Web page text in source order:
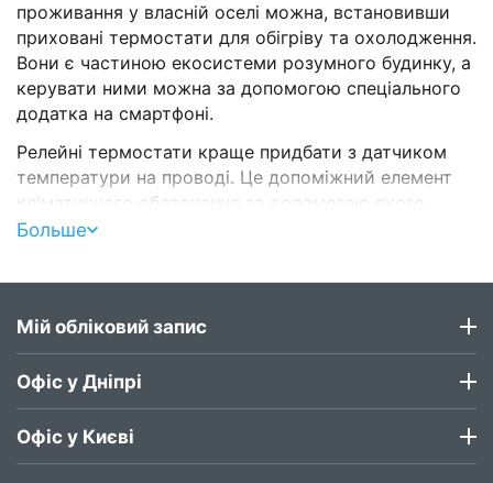
проживання у власній оселі можна, встановивши
приховані термостати для обігріву та охолодження.
Вони є частиною екосистеми розумного будинку, а
керувати ними можна за допомогою спеціального
додатка на смартфоні.
Релейні термостати краще придбати з датчиком
температури на проводі. Це допоміжний елемент
кліматичного обладнання за допомогою якого
можна контролювати температуру системи теплий
дизайн, що дозволяє їм відмінно вписуватися в
приховані термостати та їх особливості
поговоримо далі.
Приховані термостати для
Больше
Мій обліковий запис
Офіс у Дніпрі
Офіс у Києві